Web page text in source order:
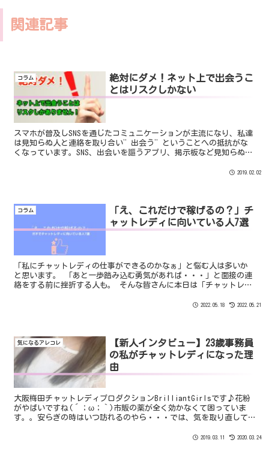
関連記事
コラム
絶対にダメ！ネット上で出会うこ
とはリスクしかない
スマホが普及しSNSを通じたコミュニケーションが主流になり、私達
は見知らぬ人と連絡を取り合い”出会う”ということへの抵抗がな
くなっています。SNS、出会いを謳うアプリ、掲示板など見知らぬ男
2019.02.02
コラム
「え、これだけで稼げるの？」チ
ャットレディに向いている人7選
「私にチャットレディの仕事ができるのかなぁ」と悩む人は多いか
と思います。 「あと一歩踏み込む勇気があれば・・・」と面接の連
絡をする前に挫折する人も。 そんな皆さんに本日は「チャットレデ
2022.05.18 2022.05.21
気になるアレコレ
【新人インタビュー】23歳事務員
の私がチャットレディになった理
由
大阪梅田チャットレディプロダクションBrilliantGirlsです♪花粉
がやばいですね(´；ω；｀)市販の薬が全く効かなくて困っていま
す。。安らぎの時はいつ訪れるのやら・・・では、気を取り直して
2019.03.11 2020.03.24